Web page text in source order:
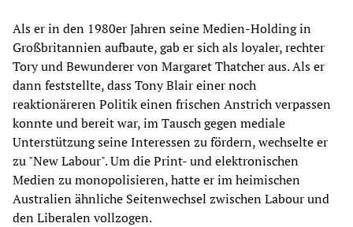
Als er in den 1980er Jahren seine Medien-Holding in
Großbritannien aufbaute, gab er sich als loyaler, rechter
Tory und Bewunderer von Margaret Thatcher aus. Als er
dann feststellte, dass Tony Blair einer noch
reaktionäreren Politik einen frischen Anstrich verpassen
konnte und bereit war, im Tausch gegen mediale
Unterstützung seine Interessen zu fördern, wechselte er
zu "New Labour". Um die Print- und elektronischen
Medien zu monopolisieren, hatte er im heimischen
Australien ähnliche Seitenwechsel zwischen Labour und
den Liberalen vollzogen.